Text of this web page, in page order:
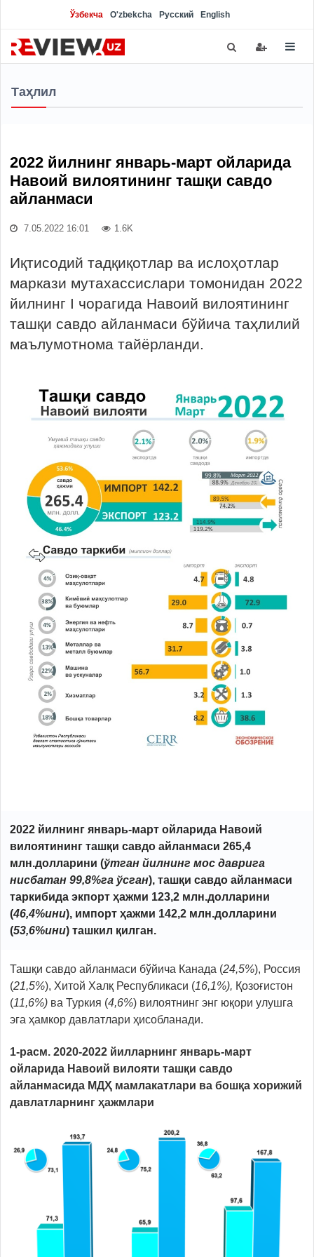
Ўзбекча O'zbekcha Русский English
Таҳлил
2022 йилнинг январь-март ойларида
Навоий вилоятининг ташқи савдо
айланмаси
7.05.2022 16:01 1.6K
Иқтисодий тадқиқотлар ва ислоҳотлар
маркази мутахассислари томонидан 2022
йилнинг I чорагида Навоий вилоятининг
ташқи савдо айланмаси бўйича таҳлилий
маълумотнома тайёрланди.
2022 йилнинг январь-март ойларида Навоий
вилоятининг ташқи савдо айланмаси 265,4
млн.долларини (ўтган йилнинг мос даврига
нисбатан 99,8%га ўсган), ташқи савдо айланмаси
таркибида экпорт ҳажми 123,2 млн.долларини
(46,4%ини), импорт ҳажми 142,2 млн.долларини
(53,6%ини) ташкил қилган.
Ташқи савдо айланмаси бўйича Канада (24,5%), Россия
(21,5%), Хитой Халқ Республикаси (16,1%), Қозоғистон
(11,6%) ва Туркия (4,6%) вилоятнинг энг юқори улушга
эга ҳамкор давлатлари ҳисобланади.
1-расм. 2020-2022 йилларнинг январь-март
ойларида Навоий вилояти ташқи савдо
айланмасида МДҲ мамлакатлари ва бошқа хорижий
давлатларнинг ҳажмлари